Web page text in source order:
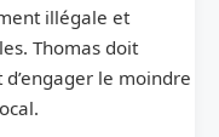
illégale et
Thomas doit
le moindre